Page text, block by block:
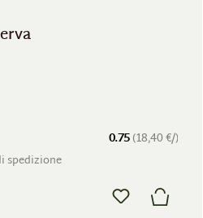
0.75(18,40 €/)
spedizione